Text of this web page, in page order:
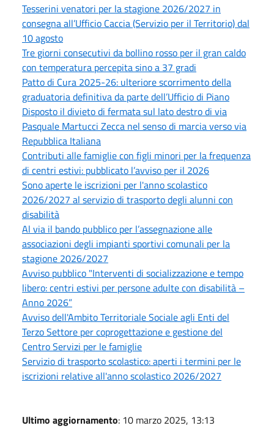
Tesserini venatori per la stagione 2026/2027 in
consegna all’Ufficio Caccia (Servizio per il Territorio) dal
10 agosto
Tre giorni consecutivi da bollino rosso per il gran caldo
con temperatura percepita sino a 37 gradi
Patto di Cura 2025-26: ulteriore scorrimento della
graduatoria definitiva da parte dell’Ufficio di Piano
Disposto il divieto di fermata sul lato destro di via
Pasquale Martucci Zecca nel senso di marcia verso via
Repubblica Italiana
Contributi alle famiglie con figli minori per la frequenza
di centri estivi: pubblicato l’avviso per il 2026
Sono aperte le iscrizioni per l'anno scolastico
2026/2027 al servizio di trasporto degli alunni con
disabilità
Al via il bando pubblico per l’assegnazione alle
associazioni degli impianti sportivi comunali per la
stagione 2026/2027
Avviso pubblico "Interventi di socializzazione e tempo
libero: centri estivi per persone adulte con disabilità –
Anno 2026”
Avviso dell'Ambito Territoriale Sociale agli Enti del
Terzo Settore per coprogettazione e gestione del
Centro Servizi per le famiglie
Servizio di trasporto scolastico: aperti i termini per le
iscrizioni relative all'anno scolastico 2026/2027
Ultimo aggiornamento: 10 marzo 2025, 13:13